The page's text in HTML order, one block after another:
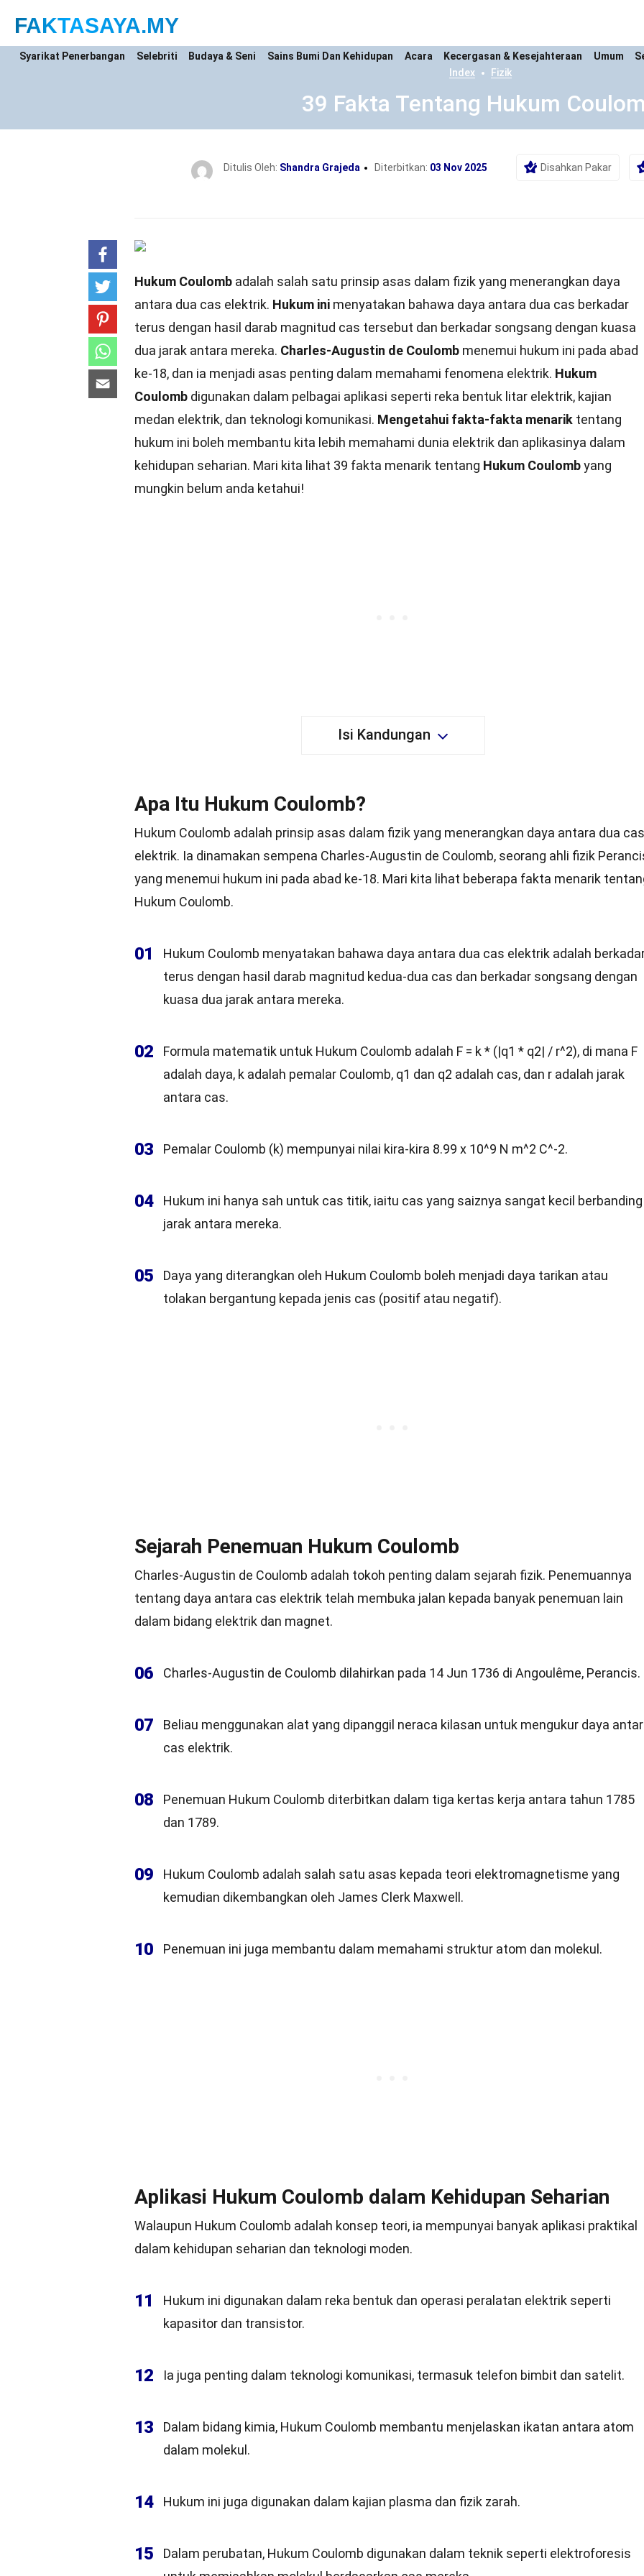
FAKTASAYA.MY
Syarikat Penerbangan Selebriti Budaya & Seni Sains Bumi Dan Kehidupan Acara Kecergasan & Kesejahteraan Umum
Index
Fizik
39 Fakta Tentang Hukum
Ditulis Oleh: Shandra Grajeda Diterbitkan: 03 Nov 2025 Disahkan Pakar
Hukum Coulomb adalah salah satu prinsip asas dalam fizik yang menerangkan daya
antara dua cas elektrik. Hukum ini menyatakan bahawa daya antara dua cas berkadar
terus dengan hasil darab magnitud cas tersebut dan berkadar songsang dengan kuasa
dua jarak antara mereka. Charles-Augustin de Coulomb menemui hukum ini pada abad
ke-18, dan ia menjadi asas penting dalam memahami fenomena elektrik. Hukum
Coulomb digunakan dalam pelbagai aplikasi seperti reka bentuk litar elektrik, kajian
medan elektrik, dan teknologi komunikasi. Mengetahui fakta-fakta menarik tentang
hukum ini boleh membantu kita lebih memahami dunia elektrik dan aplikasinya dalam
kehidupan seharian. Mari kita lihat 39 fakta menarik tentang Hukum Coulombyang
mungkin belum anda ketahui!
Isi Kandungan
Apa Itu Hukum Coulomb?
Hukum Coulomb adalah prinsip asas dalam fizik yang menerangkan daya antara dua cas
elektrik. Ia dinamakan sempena Charles-Augustin de Coulomb, seorang ahli fizik
yang menemui hukum ini pada abad ke-18. Mari kita lihat beberapa fakta menarik
Hukum Coulomb.
01
Hukum Coulomb menyatakan bahawa daya antara dua cas elektrik adalah
terus dengan hasil darab magnitud kedua-dua cas dan berkadar songsang dengan
kuasa dua jarak antara mereka.
02
Formula matematik untuk Hukum Coulomb adalah F = k * (|q1 * q2| / r^2), di mana F
adalah daya, k adalah pemalar Coulomb, q1 dan q2 adalah cas, dan r adalah jarak
antara cas.
03 Pemalar Coulomb (k) mempunyai nilai kira-kira 8.99 x 10^9 N m^2 C^-2.
04
Hukum ini hanya sah untuk cas titik, iaitu cas yang saiznya sangat kecil berbanding
jarak antara mereka.
05
Daya yang diterangkan oleh Hukum Coulomb boleh menjadi daya tarikan atau
tolakan bergantung kepada jenis cas (positif atau negatif).
Sejarah Penemuan Hukum Coulomb
Charles-Augustin de Coulomb adalah tokoh penting dalam sejarah fizik. Penemuannya
tentang daya antara cas elektrik telah membuka jalan kepada banyak penemuan lain
dalam bidang elektrik dan magnet.
06 Charles-Augustin de Coulomb dilahirkan pada 14 Jun 1736 di Angoulême, Perancis.
07
Beliau menggunakan alat yang dipanggil neraca kilasan untuk mengukur daya
cas elektrik.
08
Penemuan Hukum Coulomb diterbitkan dalam tiga kertas kerja antara tahun 1785
dan 1789.
09
Hukum Coulomb adalah salah satu asas kepada teori elektromagnetisme yang
kemudian dikembangkan oleh James Clerk Maxwell.
10 Penemuan ini juga membantu dalam memahami struktur atom dan molekul.
Aplikasi Hukum Coulomb dalam Kehidupan Seharian
Walaupun Hukum Coulomb adalah konsep teori, ia mempunyai banyak aplikasi praktikal
dalam kehidupan seharian dan teknologi moden.
11
Hukum ini digunakan dalam reka bentuk dan operasi peralatan elektrik seperti
kapasitor dan transistor.
12 Ia juga penting dalam teknologi komunikasi, termasuk telefon bimbit dan satelit.
13
Dalam bidang kimia, Hukum Coulomb membantu menjelaskan ikatan antara atom
dalam molekul.
14 Hukum ini juga digunakan dalam kajian plasma dan fizik zarah.
15
Dalam perubatan, Hukum Coulomb digunakan dalam teknik seperti elektroforesis